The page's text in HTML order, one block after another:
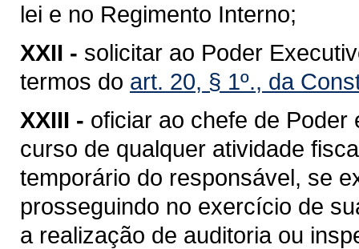
lei e no Regimento Interno;
XXII - solicitar ao Poder
termos do art. 20, § 1º., da
XXIII - oficiar ao chefe de
curso de qualquer atividade
temporário do responsável, se
prosseguindo no exercício de
a realização de auditoria ou